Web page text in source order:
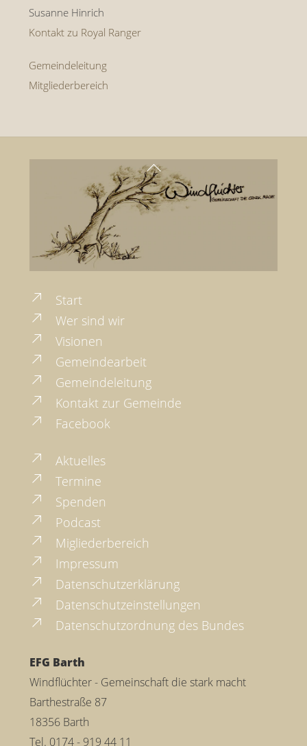
Susanne Hinrich
Kontakt zu Royal Ranger
Gemeindeleitung
Mitgliederbereich
Back
To
Top
Start
Wer sind wir
Visionen
Gemeindearbeit
Gemeindeleitung
Kontakt zur Gemeinde
Facebook
Aktuelles
Termine
Spenden
Podcast
Migliederbereich
Impressum
Datenschutzerklärung
Datenschutzeinstellungen
Datenschutzordnung des Bundes
EFG Barth
Windflüchter - Gemeinschaft die stark macht
Barthestraße 87
18356 Barth
Tel. 0174 - 919 44 11